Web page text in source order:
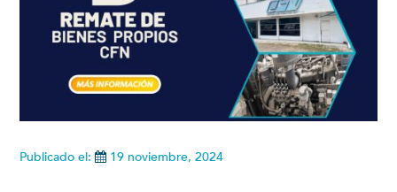
Publicado el: 19 noviembre, 2024